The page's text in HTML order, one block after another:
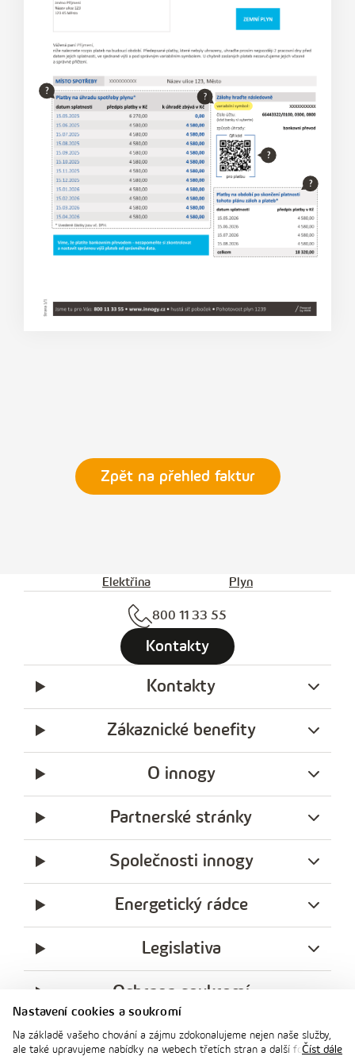
Nastavení cookies a soukromí
Na základě vašeho chování a zájmu zdokonalujeme nejen naše služby,
ale také upravujeme nabídky na webech třetích stran a další formyČíst dále
Zpět na přehled faktur
Elektřina Plyn
800 11 33 55
Kontakty
Kontakty
Zákaznické benefity
O innogy
Partnerské stránky
Společnosti innogy
Energetický rádce
Legislativa
Ochrana soukromí
messengerfacebook
x
innogy
instagramyoutubeLinkedin